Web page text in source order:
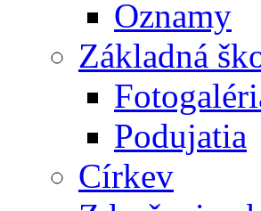
Oznamy
Základná
Podujatia
Církev